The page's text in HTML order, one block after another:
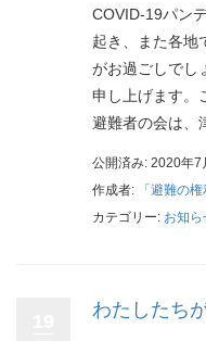
COVID-19パン
起き、また各地
がお過ごしでし
申し上げます。
避難者の会は
公開済み: 2020年7
作成者:
「避難の
カテゴリー: お知ら
わたしたち